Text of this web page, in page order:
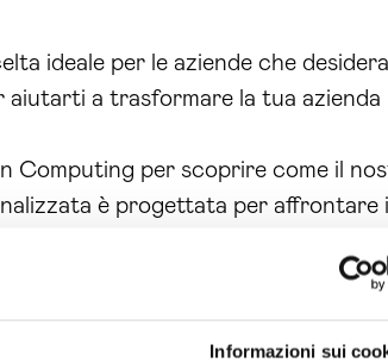
Informazioni sui
ideale per le aziende che
aiutarti a trasformare la tua azienda
Computing per scoprire come il
è progettata per affrontare
è a un passo. Insieme
la
trasformazione digitalee